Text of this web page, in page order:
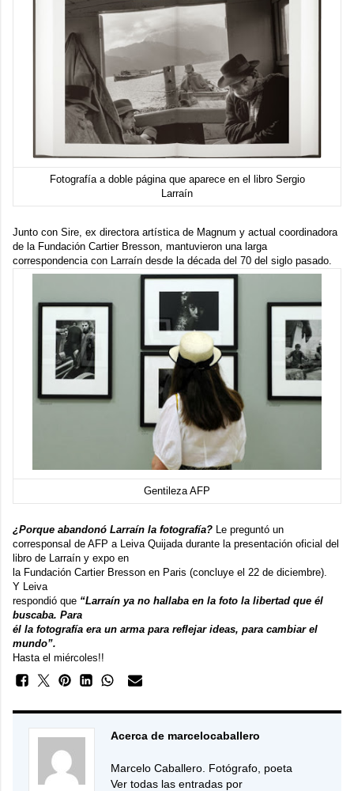
Fotografía a doble página que aparece en el libro Sergio
Larraín
Junto con Sire, ex directora artística de Magnum y actual coordinadora
de la Fundación Cartier Bresson, mantuvieron una larga
correspondencia con Larraín desde la década del 70 del siglo pasado.
Gentileza AFP
¿Porque abandonó Larraín la fotografía? Le preguntó un
corresponsal de AFP a Leiva Quijada durante la presentación oficial del
libro de Larraín y expo en
la Fundación Cartier Bresson en Paris (concluye el 22 de diciembre).
Y Leiva
respondió que “Larraín ya no hallaba en la foto la libertad que él
buscaba. Para
él la fotografía era un arma para reflejar ideas, para cambiar el
mundo”.
Hasta el miércoles!!
Acerca de marcelocaballero
Marcelo Caballero. Fotógrafo, poeta
Ver todas las entradas por